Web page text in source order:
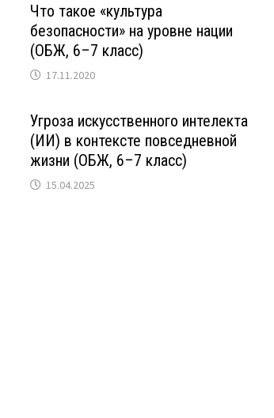
Что такое «культура
безопасности» на уровне нации
(ОБЖ, 6–7 класс)
17.11.2020
Угроза искусственного интелекта
(ИИ) в контексте повседневной
жизни (ОБЖ, 6–7 класс)
15.04.2025